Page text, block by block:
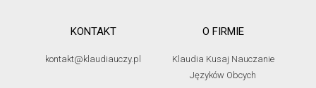
KONTAKT
kontakt@klaudiauczy.pl
O FIRMIE
Klaudia Kusaj Nauczanie
Języków Obcych